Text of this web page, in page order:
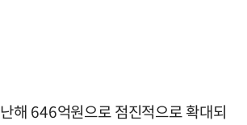
해 646억원으로 점진적으로 확대되